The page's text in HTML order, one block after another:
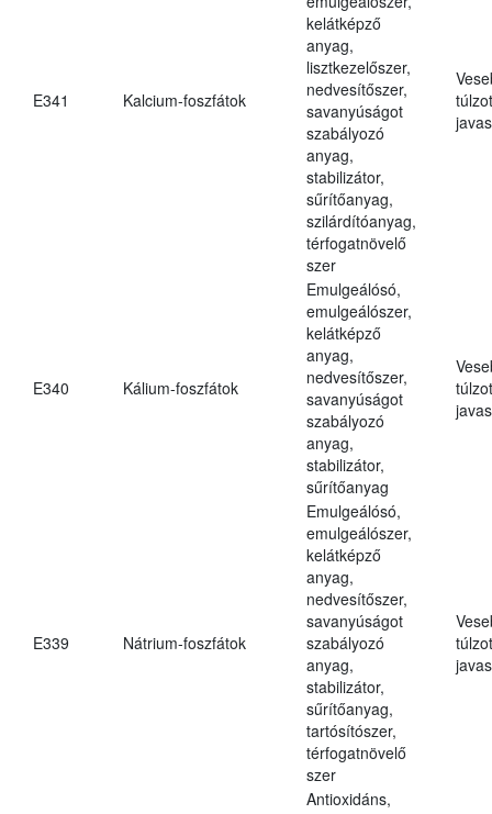
E341 Kalcium-foszfátok
kelátképző
anyag,
lisztkezelőszer,
nedvesítőszer,
savanyúságot
szabályozó
anyag,
stabilizátor,
sűrítőanyag,
szilárdítóanyag,
térfogatnövelő
szer
E340 Kálium-foszfátok
Emulgeálósó,
emulgeálószer,
kelátképző
anyag,
nedvesítőszer,
savanyúságot
szabályozó
anyag,
stabilizátor,
sűrítőanyag
E339 Nátrium-foszfátok
Emulgeálósó,
emulgeálószer,
kelátképző
anyag,
nedvesítőszer,
savanyúságot
szabályozó
anyag,
stabilizátor,
sűrítőanyag,
tartósítószer,
térfogatnövelő
szer
Antioxidáns,